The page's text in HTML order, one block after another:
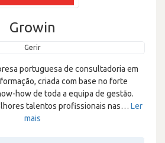
Growin
Gerir
portuguesa de consultadoria em
criada com base no forte
how de toda a equipa de gestão.
talentos profissionais nas… Ler
mais